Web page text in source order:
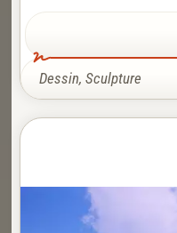
Dessin, Sculpture